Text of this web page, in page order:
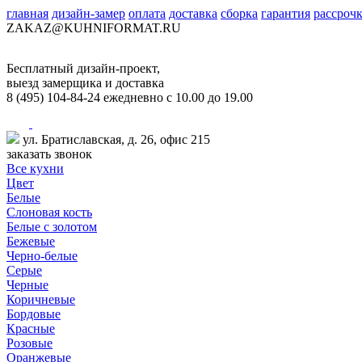
главная дизайн-замер оплата доставка сборка гарантия
ZAKAZ@KUHNIFORMAT.RU
Бесплатный дизайн-проект,
выезд замерщика и доставка
8 (495) 104-84-24 ежедневно с 10.00 до 19.00
ул. Братиславская, д. 26, офис 215
заказать звонок
Все кухни
Цвет
Белые
Слоновая кость
Белые с золотом
Бежевые
Черно-белые
Серые
Черные
Коричневые
Бордовые
Красные
Розовые
Оранжевые